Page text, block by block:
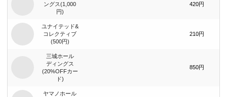
ングス(1,000
円)
420円
ユナイテッド&
コレクティブ
(500円)
210円
三城ホール
ディングス
(20%OFFカー
ド)
850円
ヤマノホール